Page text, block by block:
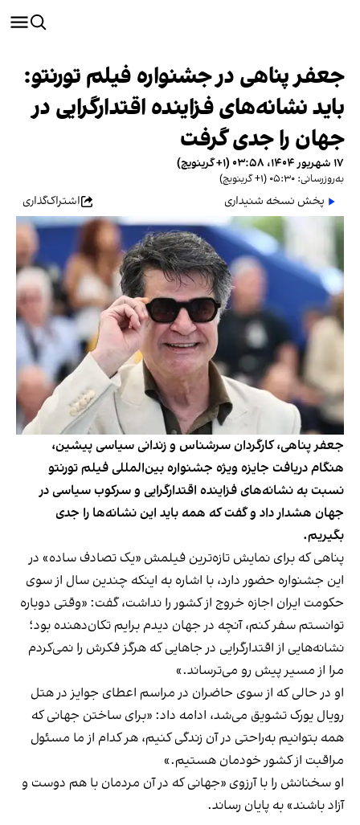
جعفر پناهی در جشنواره فیلم تورنتو:
باید نشانه‌های فزاینده اقتدارگرایی در
جهان را جدی گرفت
۱۷ شهریور ۱۴۰۴، ۰۳:۵۸ (‎+۱ گرینویچ)
به‌روزرسانی: ۰۵:۳۰ (‎+۱ گرینویچ)
پخش نسخه شنیداری اشتراک‌گذاری
جعفر پناهی، کارگردان سرشناس و زندانی سیاسی پیشین،
هنگام دریافت جایزه ویژه جشنواره بین‌المللی فیلم تورنتو
نسبت به نشانه‌های فزاینده اقتدارگرایی و سرکوب سیاسی در
جهان هشدار داد و گفت که همه باید این نشانه‌ها را جدی
بگیریم.
پناهی که برای نمایش تازه‌ترین فیلمش «یک تصادف ساده» در
این جشنواره حضور دارد، با اشاره به اینکه چندین سال از سوی
حکومت ایران اجازه خروج از کشور را نداشت، گفت: «وقتی دوباره
توانستم سفر کنم، آنچه در جهان دیدم برایم تکان‌دهنده بود؛
نشانه‌هایی از اقتدارگرایی در جاهایی که هرگز فکرش را نمی‌کردم
مرا از مسیر پیش رو می‌ترساند.»
او در حالی که از سوی حاضران در مراسم اعطای جوایز در هتل
رویال یورک تشویق می‌شد، ادامه داد: «برای ساختن جهانی که
همه بتوانیم به‌راحتی در آن زندگی کنیم، هر کدام از ما مسئول
مراقبت از کشور خودمان هستیم.»
او سخنانش را با آرزوی «جهانی که در آن مردمان با هم دوست و
آزاد باشند» به پایان رساند.